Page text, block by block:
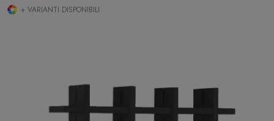
+ VARIANTI DISPONIBILI